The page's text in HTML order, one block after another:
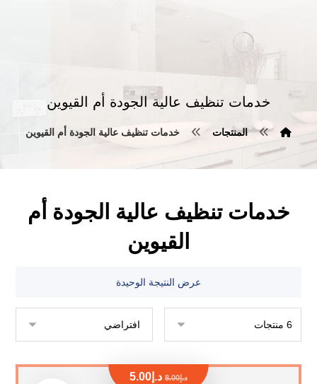
خدمات تنظيف عالية الجودة أم القيوين
المنتجات خدمات تنظيف عالية الجودة أم القيوين
خدمات تنظيف عالية الجودة أم
القيوين
عرض النتيجة الوحيدة
د.إ8.00 د.إ 5.00